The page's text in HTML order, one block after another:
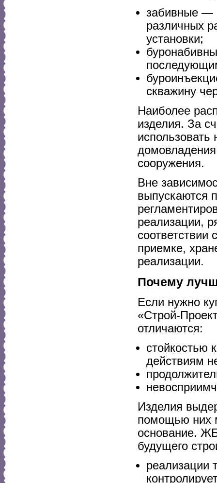
забивные —
различных
установки;
скважину
Наиболее
изделия. За
использовать
сооружения.
Вне
выпускаются
реализации,
соответствии
приемке,
реализации.
Почему
Если нужно
«Строй-
отличаются:
стойкостью
действиям
Изделия
помощью них
основание.
будущего
реализации